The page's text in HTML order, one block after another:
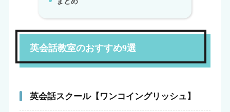
3.
英会話教室のおすすめ9選
英会話スクール【ワンコイングリッシュ】